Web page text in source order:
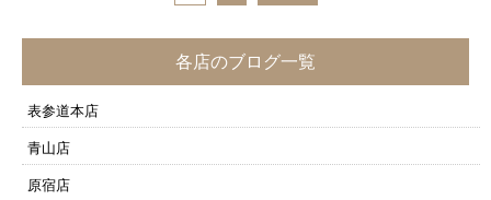
各店のブログ一覧
表参道本店
青山店
原宿店